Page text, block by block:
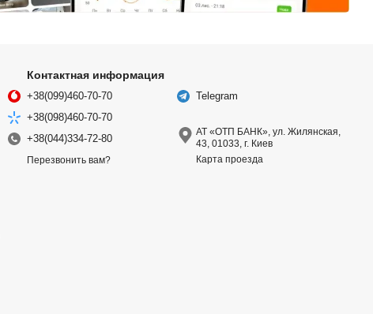
Контактная информация
+38(099)460-70-70
+38(098)460-70-70
+38(044)334-72-80
Перезвонить вам?
Telegram
АТ «ОТП БАНК», ул. Жилянская,
43, 01033, г. Киев
Карта проезда